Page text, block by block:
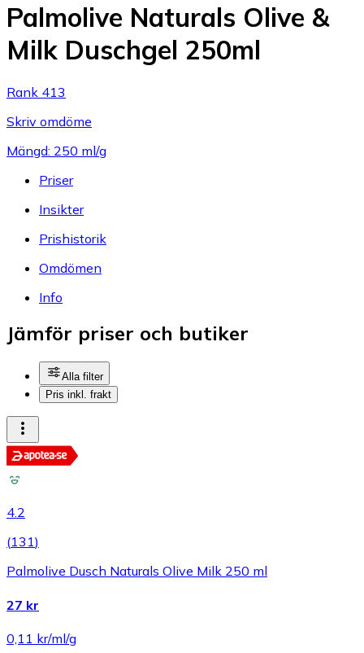
Palmolive Naturals Olive &
Milk Duschgel 250ml
Rank 413
Skriv omdöme
Mängd: 250 ml/g
Priser
Insikter
Prishistorik
Omdömen
Info
Jämför priser och butiker
Alla filter
Pris inkl. frakt
4.2
(131)
Palmolive Dusch Naturals Olive Milk 250 ml
27 kr
0,11 kr/ml/g